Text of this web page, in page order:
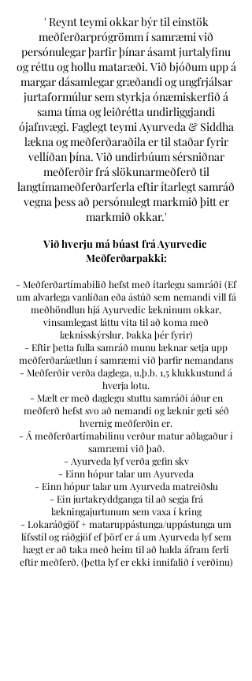
' Reynt teymi okkar býr til einstök
meðferðarprógrömm í samræmi við
persónulegar þarfir þínar ásamt jurtalyfinu
og réttu og hollu mataræði. Við bjóðum upp á
margar dásamlegar græðandi og ungfrjálsar
jurtaformúlur sem styrkja ónæmiskerfið á
sama tíma og leiðrétta undirliggjandi
ójafnvægi. Faglegt teymi Ayurveda & Siddha
lækna og meðferðaraðila er til staðar fyrir
vellíðan þína. Við undirbúum sérsniðnar
meðferðir frá slökunarmeðferð til
langtímameðferðarferla eftir ítarlegt samráð
vegna þess að persónulegt markmið þitt er
markmið okkar.'
Við hverju má búast frá Ayurvedic
Meðferðarpakki:
- Meðferðartímabilið hefst með ítarlegu samráði (Ef
um alvarlega vanlíðan eða ástúð sem nemandi vill fá
meðhöndlun hjá Ayurvedic lækninum okkar,
vinsamlegast láttu vita til að koma með
læknisskýrslur. Þakka þér fyrir)
- Eftir þetta fulla samráð munu læknar setja upp
meðferðaráætlun í samræmi við þarfir nemandans
- Meðferðir verða daglega, u.þ.b. 1,5 klukkustund á
hverja lotu.
- Mælt er með daglegu stuttu samráði áður en
meðferð hefst svo að nemandi og læknir geti séð
hvernig meðferðin er.
- Á meðferðartímabilinu verður matur aðlagaður í
samræmi við það.
- Ayurveda lyf verða gefin skv
- Einn hópur talar um Ayurveda
- Einn hópur talar um Ayurveda matreiðslu
- Ein jurtakryddganga til að segja frá
lækningajurtunum sem vaxa í kring
- Lokaráðgjöf + mataruppástunga/uppástunga um
lífsstíl og ráðgjöf ef þörf er á um Ayurveda lyf sem
hægt er að taka með heim til að halda áfram ferli
eftir meðferð. (þetta lyf er ekki innifalið í verðinu)